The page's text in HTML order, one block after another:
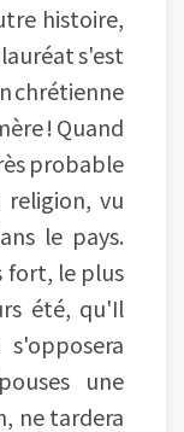
histoire,
s'est
chrétienne
! Quand
probable
vu
le pays.
fort, le plus
été, qu'Il
une
ne tardera